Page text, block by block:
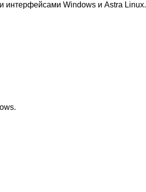
интерфейсами Windows и Astra Linux.